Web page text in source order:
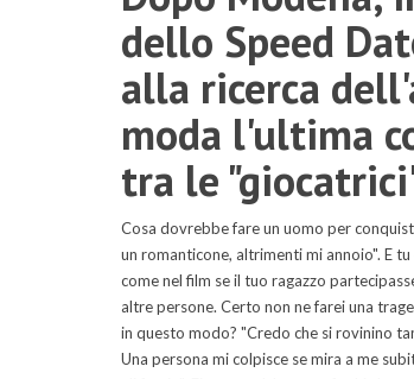
dello Speed
alla ricerca
moda l'ultima
tra le
Cosa dovrebbe fare un uomo per
un romanticone, altrimenti mi annoio". E
come nel film se il tuo ragazzo
altre persone. Certo non ne farei una
in questo modo? "Credo che si rovinino
Una persona mi colpisce se mira a me